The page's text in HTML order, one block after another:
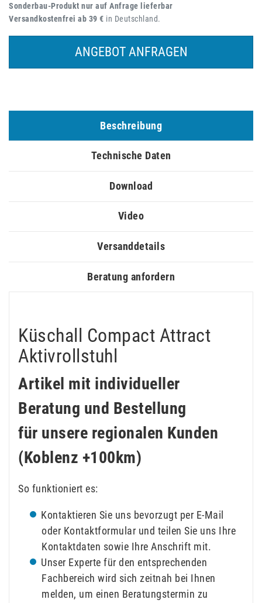
Sonderbau-Produkt nur auf Anfrage lieferbar
Versandkostenfrei ab 39 € in Deutschland.
ANGEBOT ANFRAGEN
Beschreibung
Technische Daten
Download
Video
Versanddetails
Beratung anfordern
Küschall Compact Attract
Aktivrollstuhl
Artikel mit individueller
Beratung und Bestellung
für unsere regionalen Kunden
(Koblenz +100km)
So funktioniert es:
Kontaktieren Sie uns bevorzugt per E-Mail
oder Kontaktformular und teilen Sie uns Ihre
Kontaktdaten sowie Ihre Anschrift mit.
Unser Experte für den entsprechenden
Fachbereich wird sich zeitnah bei Ihnen
melden, um einen Beratungstermin zu